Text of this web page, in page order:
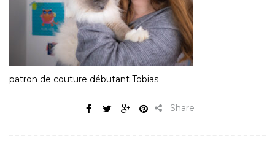
patron de couture débutant Tobias
Share